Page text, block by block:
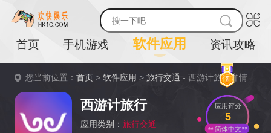
首页 手机游戏 软件应用 资讯攻略
您当前位置：首页 >软件应用 >旅行交通 - 西游计旅行详情
西游计旅行
应用类别： 旅行交通
应用评分
5
简体中文